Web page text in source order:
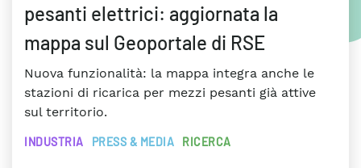
pesanti elettrici: aggiornata la
mappa sul Geoportale di RSE
Nuova funzionalità: la mappa integra anche le
stazioni di ricarica per mezzi pesanti già attive
sul territorio.
INDUSTRIA PRESS & MEDIA RICERCA